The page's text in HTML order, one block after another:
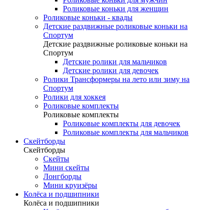
Роликовые коньки для женщин
Роликовые коньки - квады
Детские раздвижные роликовые коньки на
Спортум
Детские раздвижные роликовые коньки на
Спортум
Детские ролики для мальчиков
Детские ролики для девочек
Ролики Трансформеры на лето или зиму на
Спортум
Ролики для хоккея
Роликовые комплекты
Роликовые комплекты
Роликовые комплекты для девочек
Роликовые комплекты для мальчиков
Скейтборды
Скейтборды
Скейты
Мини скейты
Лонгборды
Мини круизёры
Колёса и подшипники
Колёса и подшипники